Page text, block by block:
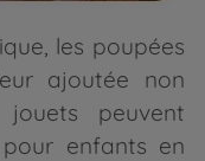
les poupées
ajoutée non
jouets peuvent
enfants en